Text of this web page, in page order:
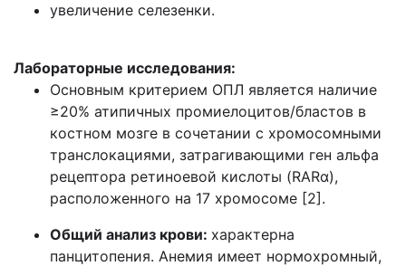
увеличение селезенки.
Лабораторные исследования:
Основным критерием ОПЛ является наличие
≥20% атипичных промиелоцитов/бластов в
костном мозге в сочетании с хромосомными
транслокациями, затрагивающими ген альфа
рецептора ретиноевой кислоты (RARα),
расположенного на 17 хромосоме [2].
Общий анализ крови: характерна
панцитопения. Анемия имеет нормохромный,